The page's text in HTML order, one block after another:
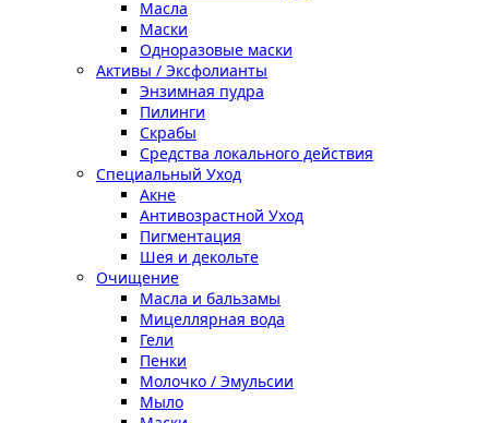
Масла
Маски
Одноразовые маски
Активы / Эксфолианты
Энзимная пудра
Пилинги
Скрабы
Средства локального действия
Специальный Уход
Акне
Антивозрастной Уход
Пигментация
Шея и декольте
Очищение
Масла и бальзамы
Мицеллярная вода
Гели
Пенки
Молочко / Эмульсии
Мыло